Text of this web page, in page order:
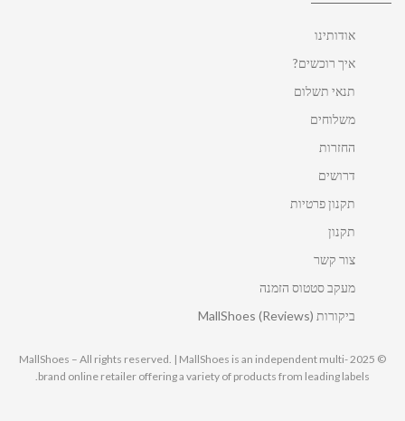
אודותינו
איך רוכשים?
תנאי תשלום
משלוחים
החזרות
דרושים
תקנון פרטיות
תקנון
צור קשר
מעקב סטטוס הזמנה
ביקורות MallShoes (Reviews)
© 2025 MallShoes – All rights reserved. | MallShoes is an independent multi-
brand online retailer offering a variety of products from leading labels.